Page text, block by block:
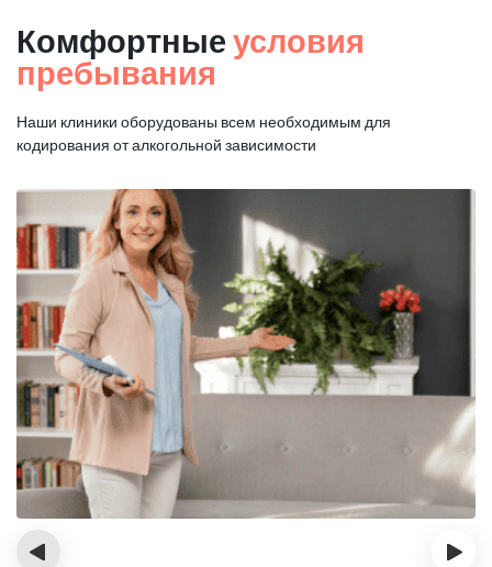
Комфортные условия
пребывания
Наши клиники оборудованы всем необходимым для
кодирования от алкогольной зависимости
‹ ›